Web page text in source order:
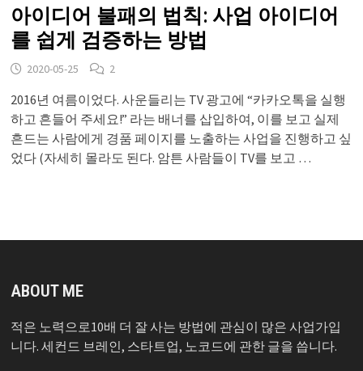
아이디어 불패의 법칙: 사업 아이디어
를 쉽게 검증하는 방법
2020-05-25 2
2016년 여름이었다. 사운들리는 TV 광고에 “카카오톡을 실행
하고 흔들어 주세요!” 라는 배너를 삽입하여, 이를 보고 실제
흔드는 사람에게 경품 페이지를 노출하는 사업을 진행하고 싶
었다 (자세히 몰라도 된다. 암튼 사람들이 TV를 보고 …
ABOUT ME
적은 노력으로10배 더 잘 사는 방법에 관심이 많은 사업가입
니다. 세컨드 브레인, 스타트업, 노코드에 관한 글을 씁니다.